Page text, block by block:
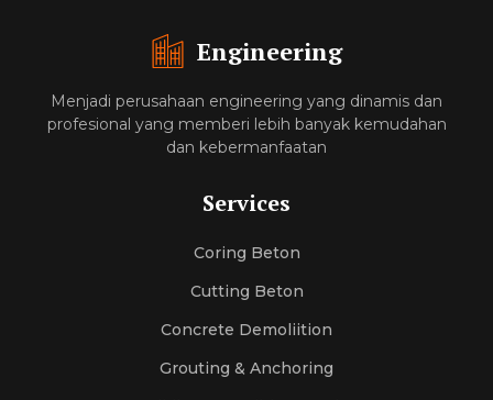
Engineering
Menjadi perusahaan engineering yang dinamis dan
profesional yang memberi lebih banyak kemudahan
dan kebermanfaatan
Services
Coring Beton
Cutting Beton
Concrete Demoliition
Grouting & Anchoring